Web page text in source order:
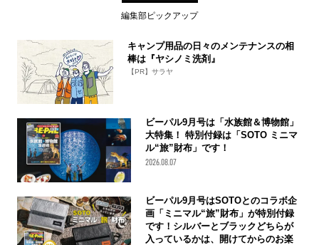
編集部ピックアップ
キャンプ用品の日々のメンテナンスの相
棒は『ヤシノミ洗剤』
【PR】サラヤ
ビーパル9月号は「水族館＆博物館」
大特集！ 特別付録は「SOTO ミニマ
ル“旅”財布」です！
2026.08.07
ビーパル9月号はSOTOとのコラボ企
画「ミニマル“旅”財布」が特別付録
です！シルバーとブラックどちらが
入っているかは、開けてからのお楽